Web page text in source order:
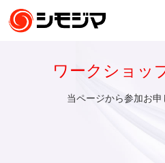
ワークショッ
当ページから参加お申